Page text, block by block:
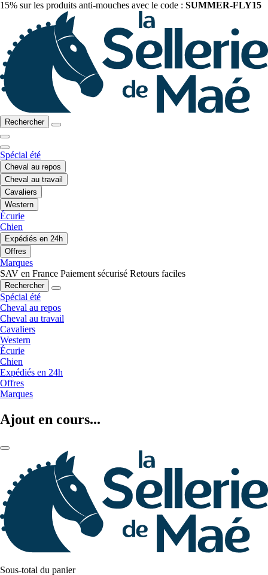
15% sur les produits anti-mouches avec le code : SUMMER-FLY15
Rechercher
Spécial été
Cheval au repos
Cheval au travail
Cavaliers
Western
Écurie
Chien
Expédiés en 24h
Offres
Marques
SAV en France Paiement sécurisé Retours faciles
Rechercher
Spécial été
Cheval au repos
Cheval au travail
Cavaliers
Western
Écurie
Chien
Expédiés en 24h
Offres
Marques
Ajout en cours...
Sous-total du panier